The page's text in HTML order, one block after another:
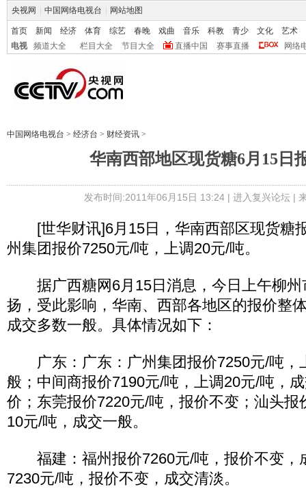
央视网 中国网络电视台 网站地图
首页 新闻 经济 体育 综艺 春晚 戏曲 音乐 科教 青少 文化
艺术
电视
频道大全 栏目大全 节目大全 直播中国 赛事直播 网络
中国网络电视台 > 经济台 > 财经资讯 >
华南西部地区现货糖6月15日
发布时间:2011年06月15日 13:24 | 进入复兴论坛|
[世华财讯]6月15日，华南西部区现货糖
州集团报价7250元/吨，上调20元/吨。
据广西糖网6月15日消息，今日上午柳州
扬，受此影响，华南、西部各地区的报价整
成交多数一般。具体情况如下：
广东：广东：广州集团报价7250元/吨，
般；中间商报价7190元/吨，上调20元/吨，
价；东莞报价7220元/吨，报价不变；汕头报
10元/吨，成交一般。
福建：福州报价7260元/吨，报价不变，
7230元/吨，报价不变，成交清淡。